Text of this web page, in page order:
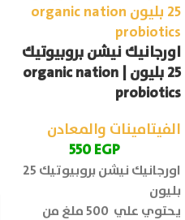
اورجانيك نيشن بروبيوتيك
25 بليون | organic nation
probiotics
الفيتامينات والمعادن
550EGP
اورجانيك نيشن بروبيوتيك 25
بليون
يحتوي علي 500 ملغ من